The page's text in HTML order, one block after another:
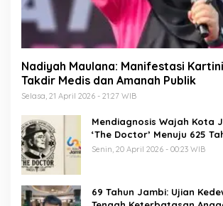
Nadiyah Maulana: Manifestasi
Takdir Medis dan Amanah Publik
Selasa, 21 April 2026 - 21:27 WIB
Mendiagnosis Wajah Kota
‘The Doctor’ Menuju 625
Pusako Batuah
Senin, 20 April 2026 - 00:23 WIB
69 Tahun Jambi: Ujian